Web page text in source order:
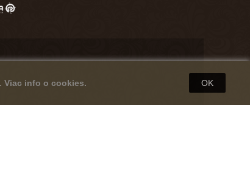
Viac info o cookies. OK